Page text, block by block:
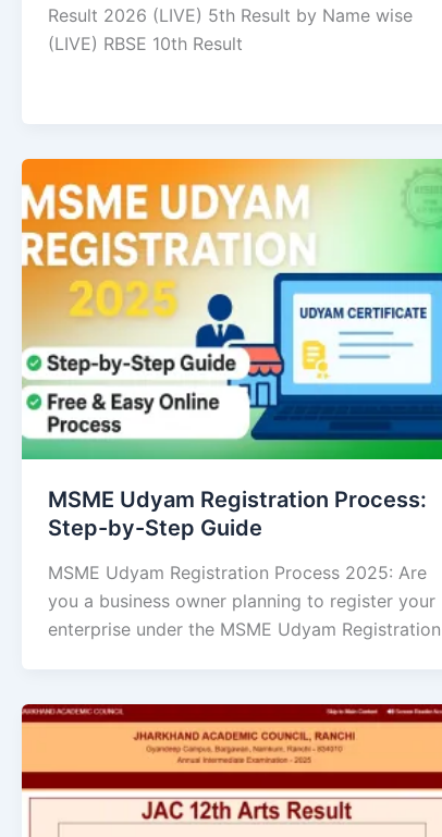
Result 2026 (LIVE) 5th Result by Name wise
(LIVE) RBSE 10th Result
MSME Udyam Registration Process:
Step-by-Step Guide
MSME Udyam Registration Process 2025: Are
you a business owner planning to register your
enterprise under the MSME Udyam Registration